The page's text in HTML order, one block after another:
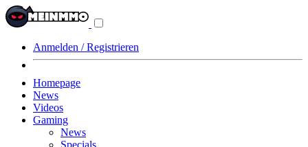
Anmelden / Registrieren
Homepage
News
Videos
Gaming
News
Specials